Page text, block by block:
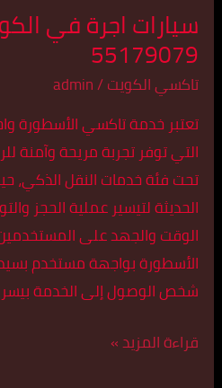
سيارات اجرة في
55179079
تاكسي الكويت/
admin
تعتبر خدمة تاكسي الأسطورة
التي توفر تجربة مريحة وآمنة
تحت فئة خدمات النقل الذكي،
الحديثة لتيسير عملية الحجز
الوقت والجهد على
الأسطورة بواجهة مستخدم
شخص الوصول إلى الخدمة
قراءة المزيد »